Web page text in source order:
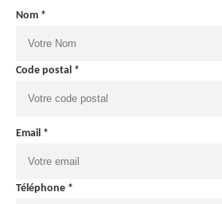
Nom *
Code postal *
Email *
Téléphone *